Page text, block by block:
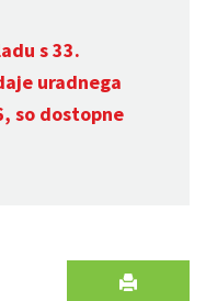
s 33.
uradnega
so dostopne